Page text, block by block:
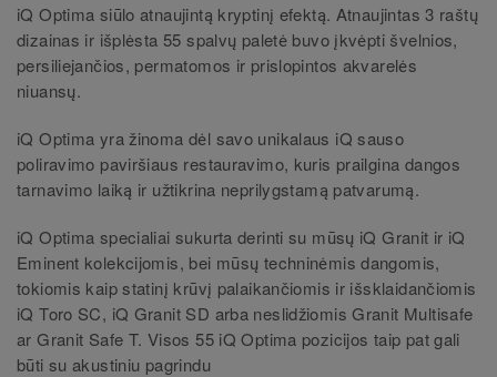
iQ Optima siūlo atnaujintą kryptinį efektą. Atnaujintas 3 raštų
dizainas ir išplėsta 55 spalvų paletė buvo įkvėpti švelnios,
persiliejančios, permatomos ir prislopintos akvarelės
niuansų.
iQ Optima yra žinoma dėl savo unikalaus iQ sauso
poliravimo paviršiaus restauravimo, kuris prailgina dangos
tarnavimo laiką ir užtikrina neprilygstamą patvarumą.
iQ Optima specialiai sukurta derinti su mūsų iQ Granit ir iQ
Eminent kolekcijomis, bei mūsų techninėmis dangomis,
tokiomis kaip statinį krūvį palaikančiomis ir išsklaidančiomis
iQ Toro SC, iQ Granit SD arba neslidžiomis Granit Multisafe
ar Granit Safe T. Visos 55 iQ Optima pozicijos taip pat gali
būti su akustiniu pagrindu